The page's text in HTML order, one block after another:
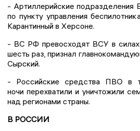
- Артиллерийские
по пункту управления
Карантинный в Херсоне.
- ВС РФ превосходят ВСУ в силах
шесть раз, признал
Сырский.
- Российские средства ПВО в
ночи перехватили и уничтожили
над регионами страны.
В РОССИИ